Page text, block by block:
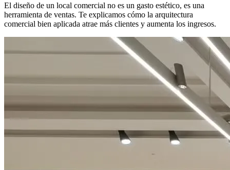
El diseño de un local comercial no es un gasto estético, es una
herramienta de ventas. Te explicamos cómo la arquitectura
comercial bien aplicada atrae más clientes y aumenta los ingresos.